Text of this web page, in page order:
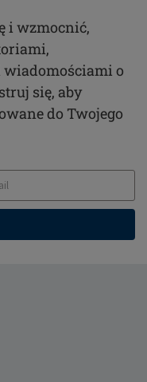
i wzmocnić,
o
się, aby
do Twojego